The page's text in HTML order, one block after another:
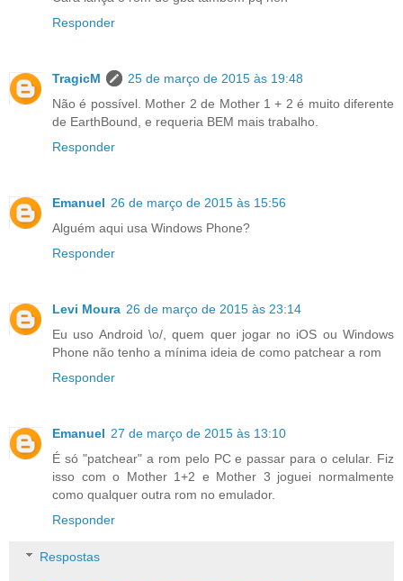
Responder
TragicM
25 de março de 2015 às 19:48
Não é possível. Mother 2 de Mother 1 + 2 é muito diferente
de EarthBound, e requeria BEM mais trabalho.
Responder
Emanuel 26 de março de 2015 às 15:56
Alguém aqui usa Windows Phone?
Responder
Levi Moura 26 de março de 2015 às 23:14
Eu uso Android \o/, quem quer jogar no iOS ou Windows
Phone não tenho a mínima ideia de como patchear a rom
Responder
Emanuel 27 de março de 2015 às 13:10
É só "patchear" a rom pelo PC e passar para o celular. Fiz
isso com o Mother 1+2 e Mother 3 joguei normalmente
como qualquer outra rom no emulador.
Responder
Respostas